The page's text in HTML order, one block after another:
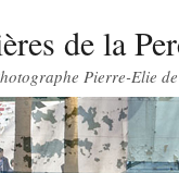
de la
Pierre-Elie